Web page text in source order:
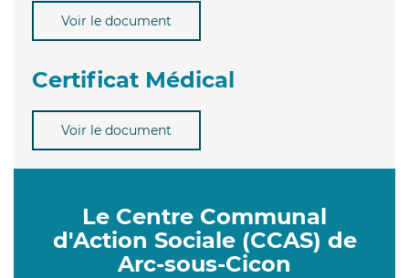
Voir le document
Certificat Médical
Voir le document
Le Centre Communal
d'Action Sociale (CCAS) de
Arc-sous-Cicon